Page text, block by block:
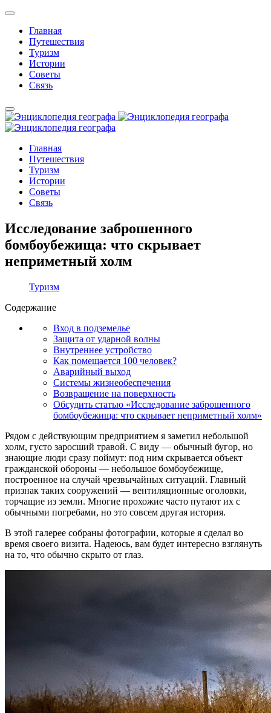
Главная
Путешествия
Туризм
Истории
Советы
Связь
Главная
Путешествия
Туризм
Истории
Советы
Связь
Исследование заброшенного
бомбоубежища: что скрывает
неприметный холм
Туризм
Содержание
Вход в подземелье
Защита от ударной волны
Внутреннее устройство
Как помещается 100 человек?
Аварийный выход
Системы жизнеобеспечения
Возвращение на поверхность
Обсудить статью «Исследование заброшенного
бомбоубежища: что скрывает неприметный холм»
Рядом с действующим предприятием я заметил небольшой
холм, густо заросший травой. С виду — обычный бугор, но
знающие люди сразу поймут: под ним скрывается объект
гражданской обороны — небольшое бомбоубежище,
построенное на случай чрезвычайных ситуаций. Главный
признак таких сооружений — вентиляционные оголовки,
торчащие из земли. Многие прохожие часто путают их с
обычными погребами, но это совсем другая история.
В этой галерее собраны фотографии, которые я сделал во
время своего визита. Надеюсь, вам будет интересно взглянуть
на то, что обычно скрыто от глаз.